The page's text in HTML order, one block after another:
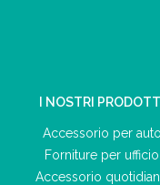
I NOSTRI PRODOTTI
Accessorio per auto
Forniture per ufficio
Accessorio